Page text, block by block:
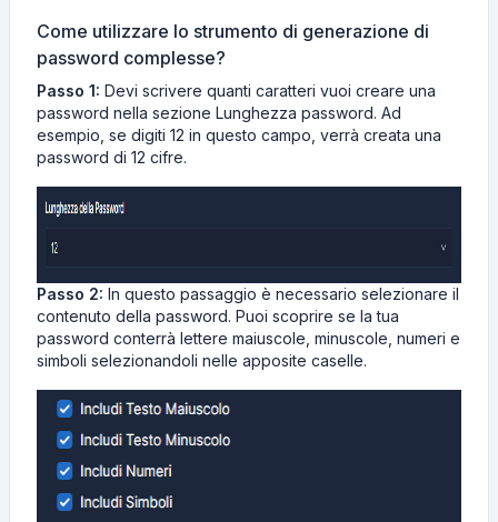
Come utilizzare lo strumento di generazione di
password complesse?
Passo 1: Devi scrivere quanti caratteri vuoi creare una
password nella sezione Lunghezza password. Ad
esempio, se digiti 12 in questo campo, verrà creata una
password di 12 cifre.
Passo 2: In questo passaggio è necessario selezionare il
contenuto della password. Puoi scoprire se la tua
password conterrà lettere maiuscole, minuscole, numeri e
simboli selezionandoli nelle apposite caselle.